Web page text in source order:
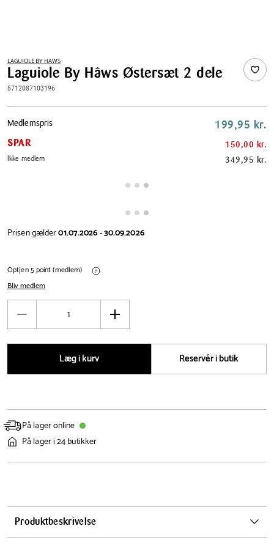
LAGUIOLE BY HAWS
Laguiole By Hâws Østersæt 2 dele
5712087103196
Pris
tabel
Medlemspris 199,95 kr.
SPAR 150,00 kr.
Ikke medlem 349,95 kr.
Prisen gælder01.07.2026-30.09.2026
Optjen 5 point (medlem)
Bliv medlem
Antal
Øg
Læg i kurv
Reservér i butik
På lager online
På lager i 24 butikker
Produktbeskrivelse